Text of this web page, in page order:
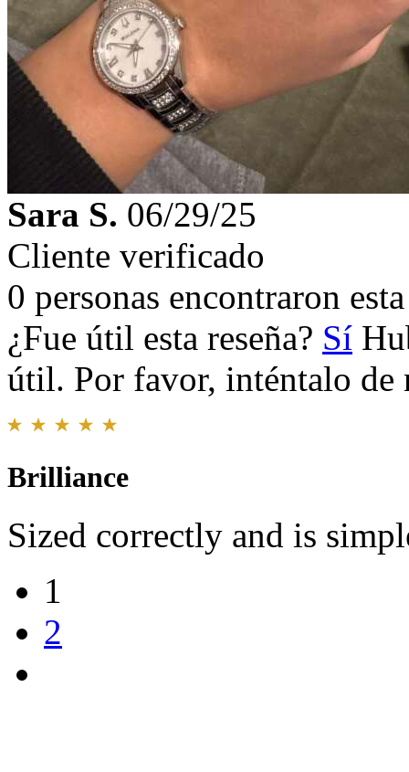
Sara S. 06/29/25
Cliente verificado
0 personas encontraron
¿Fue útil esta reseña? Sí
útil. Por favor, inténtalo de
Brilliance
Sized correctly and is
1
2